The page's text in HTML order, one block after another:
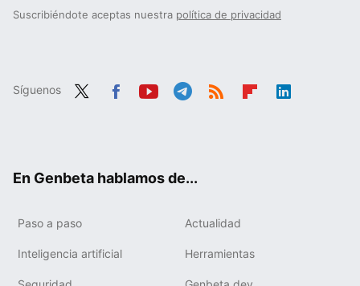
Suscribiéndote aceptas nuestra política de privacidad
Síguenos
En Genbeta hablamos de...
Paso a paso Actualidad
Inteligencia artificial Herramientas